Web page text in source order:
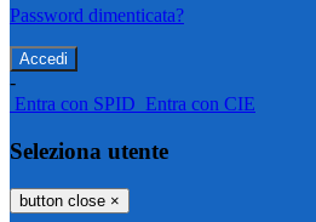
Password dimenticata?
-
Entra con SPID Entra con CIE
Seleziona utente
button close ×